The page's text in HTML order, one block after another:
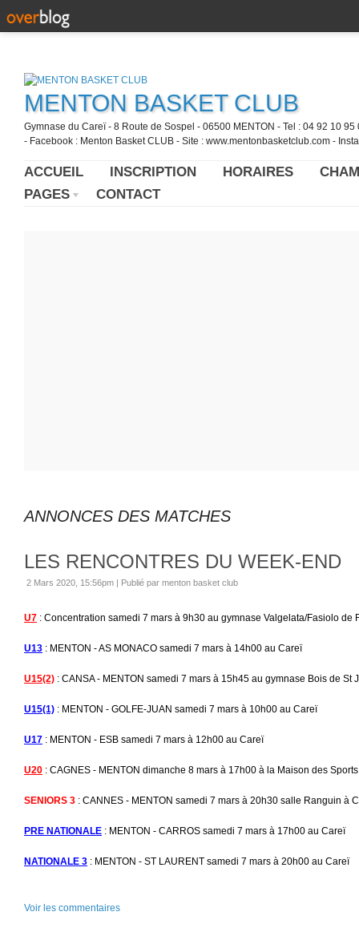
MENTON BASKET CLUB
Gymnase du Careï - 8 Route de Sospel - 06500 MENTON - Tel : 04 92 10
- Facebook : Menton Basket CLUB - Site : www.mentonbasketclub.com -
ACCUEIL INSCRIPTION HORAIRES
PAGES
CONTACT
ANNONCES DES MATCHES
LES RENCONTRES DU WEEK-END
2 Mars 2020, 15:56pm | Publié par menton basket club
U7 : Concentration samedi 7 mars à 9h30 au gymnase Valgelata/Fasiolo de
U13 : MENTON - AS MONACO samedi 7 mars à 14h00 au Careï
U15(2) : CANSA - MENTON samedi 7 mars à 15h45 au gymnase Bois de St
U15(1) : MENTON - GOLFE-JUAN samedi 7 mars à 10h00 au Careï
U17 : MENTON - ESB samedi 7 mars à 12h00 au Careï
U20 : CAGNES - MENTON dimanche 8 mars à 17h00 à la Maison des
SENIORS 3 : CANNES - MENTON samedi 7 mars à 20h30 salle Ranguin à
PRE NATIONALE : MENTON - CARROS samedi 7 mars à 17h00 au Careï
NATIONALE 3 : MENTON - ST LAURENT samedi 7 mars à 20h00 au Careï
Voir les commentaires